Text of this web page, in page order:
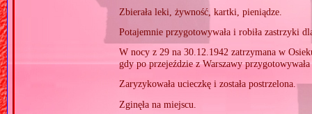
Zbierała leki, żywność, kartki, pieniądze.
Potajemnie przygotowywała i robiła zastrzyki
W nocy z 29 na 30.12.1942 zatrzymana w
gdy po przejeździe z Warszawy
Zaryzykowała ucieczkę i została postrzelona.
Zginęła na miejscu.